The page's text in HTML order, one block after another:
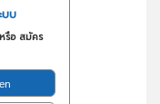
บ
รือ สมัคร